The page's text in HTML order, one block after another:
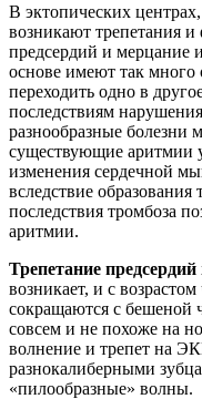
В эктопических
возникают трепетания
предсердий и мерцание
основе имеют так много
переходить одно в
последствиям
разнообразные болезни
существующие аритмии
изменения сердечной
вследствие
последствия тромбоза
аритмии.
Трепетание предсердий
возникает, и с
сокращаются с бешеной
совсем и не похоже на
волнение и трепет на
разнокалиберными
«пилообразные» волны.